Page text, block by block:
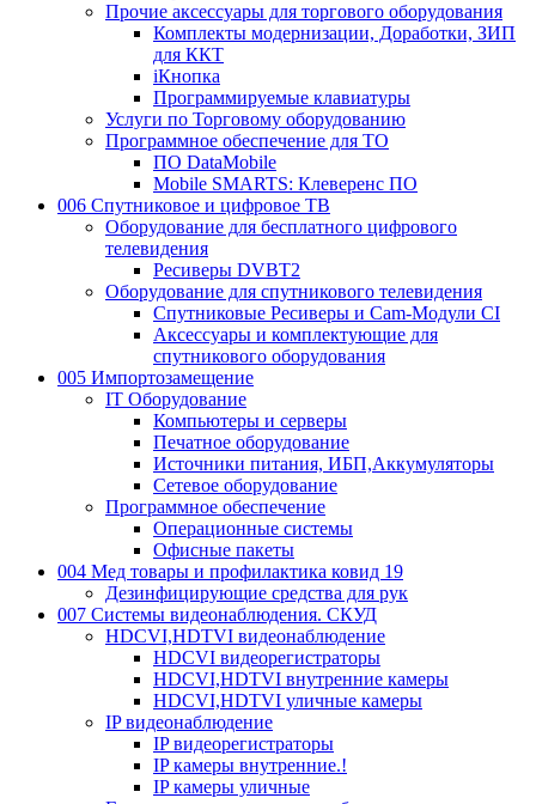
Прочие аксессуары для торгового оборудования
Комплекты модернизации, Доработки, ЗИП
для ККТ
iКнопка
Программируемые клавиатуры
Услуги по Торговому оборудованию
Программное обеспечение для ТО
ПО DataMobile
Mobile SMARTS: Клеверенс ПО
006 Спутниковое и цифровое ТВ
Оборудование для бесплатного цифрового
телевидения
Ресиверы DVBT2
Оборудование для спутникового телевидения
Спутниковые Ресиверы и Cam-Модули CI
Аксессуары и комплектующие для
спутникового оборудования
005 Импортозамещение
IT Оборудование
Компьютеры и серверы
Печатное оборудование
Источники питания, ИБП,Аккумуляторы
Сетевое оборудование
Программное обеспечение
Операционные системы
Офисные пакеты
004 Мед товары и профилактика ковид 19
Дезинфицирующие средства для рук
007 Системы видеонаблюдения. СКУД
HDCVI,HDTVI видеонаблюдение
HDCVI видеорегистраторы
HDCVI,HDTVI внутренние камеры
HDCVI,HDTVI уличные камеры
IP видеонаблюдение
IP видеорегистраторы
IP камеры внутренние.!
IP камеры уличные